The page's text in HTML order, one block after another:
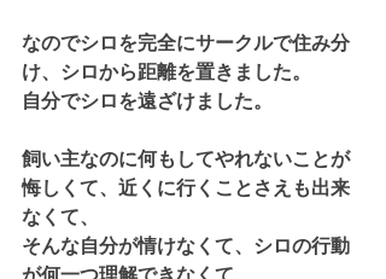
なのでシロを完全にサークルで住み分
け、シロから距離を置きました。
自分でシロを遠ざけました。
飼い主なのに何もしてやれないことが
悔しくて、近くに行くことさえも出来
なくて、
そんな自分が情けなくて、シロの行動